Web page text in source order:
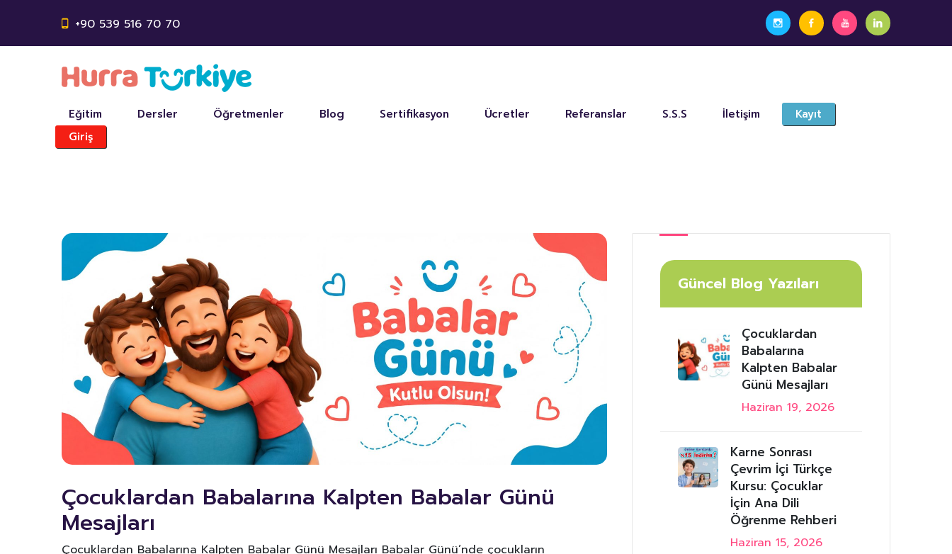
+90 539 516 70 70
Eğitim Dersler Öğretmenler Blog Sertifikasyon Ücretler Referanslar S.S.S İletişim
Kayıt
Giriş
Çocuklardan Babalarına Kalpten Babalar Günü
Mesajları
Çocuklardan Babalarına Kalpten Babalar Günü Mesajları Babalar Günü’nde çocukların
Güncel Blog Yazıları
Çocuklardan
Babalarına
Kalpten Babalar
Günü Mesajları
Haziran 19, 2026
Karne Sonrası
Çevrim İçi Türkçe
Kursu: Çocuklar
İçin Ana Dili
Öğrenme Rehberi
Haziran 15, 2026